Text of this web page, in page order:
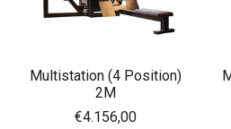
Multistation (4 Position)
2M
€4.156,00